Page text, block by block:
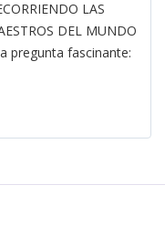
LAS
DEL MUNDO
pregunta fascinante: